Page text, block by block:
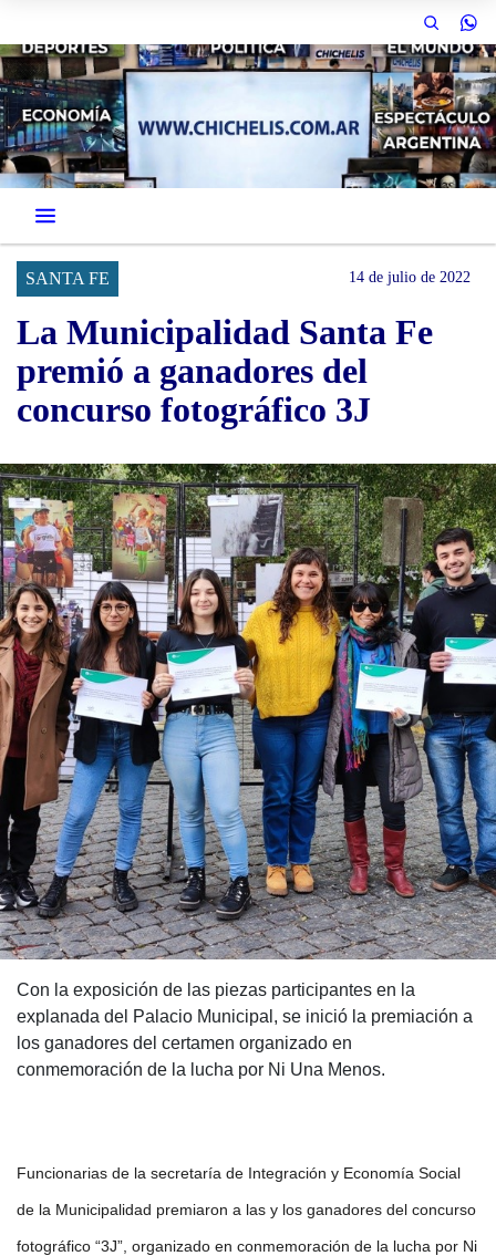
SANTA FE 14 de julio de 2022
La Municipalidad Santa Fe
premió a ganadores del
concurso fotográfico 3J
Con la exposición de las piezas participantes en la
explanada del Palacio Municipal, se inició la premiación a
los ganadores del certamen organizado en
conmemoración de la lucha por Ni Una Menos.
Funcionarias de la secretaría de Integración y Economía Social
de la Municipalidad premiaron a las y los ganadores del concurso
fotográfico “3J”, organizado en conmemoración de la lucha por Ni